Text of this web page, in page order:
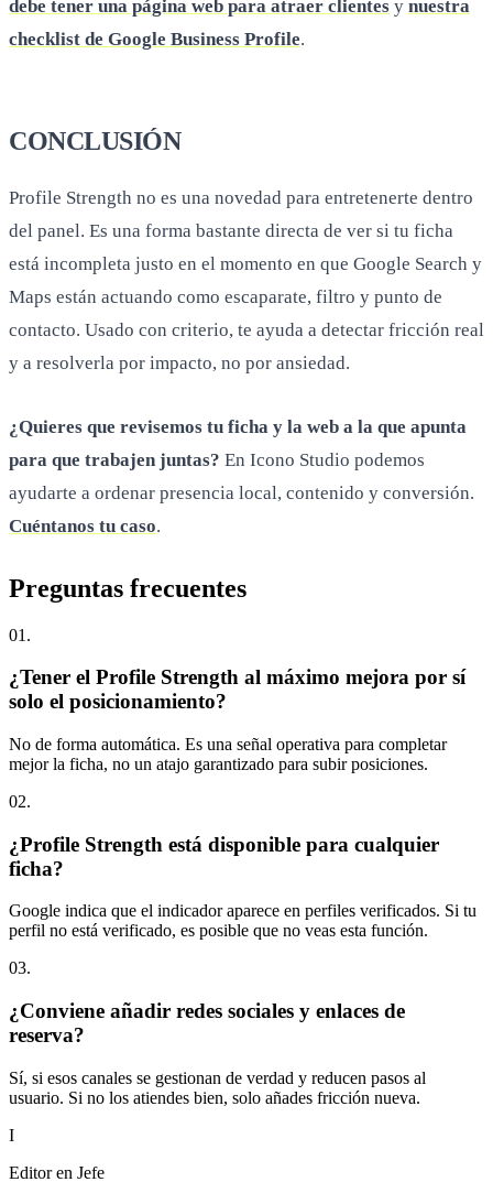
debe tener una página web para atraer clientes y nuestra
checklist de Google Business Profile.
CONCLUSIÓN
Profile Strength no es una novedad para entretenerte dentro
del panel. Es una forma bastante directa de ver si tu ficha
está incompleta justo en el momento en que Google Search y
Maps están actuando como escaparate, filtro y punto de
contacto. Usado con criterio, te ayuda a detectar fricción real
y a resolverla por impacto, no por ansiedad.
¿Quieres que revisemos tu ficha y la web a la que apunta
para que trabajen juntas? En Icono Studio podemos
ayudarte a ordenar presencia local, contenido y conversión.
Cuéntanos tu caso.
Preguntas frecuentes
01 .
¿Tener el Profile Strength al máximo mejora por sí
solo el posicionamiento?
No de forma automática. Es una señal operativa para completar
mejor la ficha, no un atajo garantizado para subir posiciones.
02.
¿Profile Strength está disponible para cualquier
ficha?
Google indica que el indicador aparece en perfiles verificados. Si tu
perfil no está verificado, es posible que no veas esta función.
03.
¿Conviene añadir redes sociales y enlaces de
reserva?
Sí, si esos canales se gestionan de verdad y reducen pasos al
usuario. Si no los atiendes bien, solo añades fricción nueva.
I
Editor en Jefe